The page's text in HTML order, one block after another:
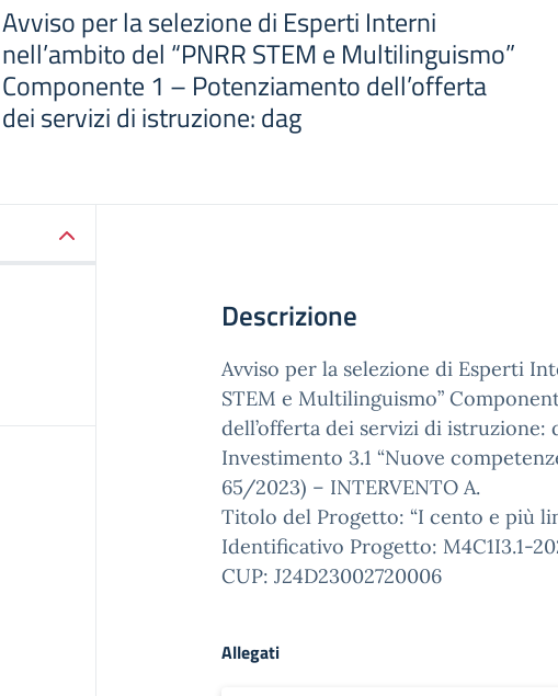
Avviso per la selezione di Esperti Interni
nell’ambito del “PNRR STEM e Multilinguismo”
Componente 1 – Potenziamento dell’offerta
dei servizi di istruzione: dag
Descrizione
Avviso per la selezione di Esperti
STEM e Multilinguismo”
dell’offerta dei servizi di istruzione:
Investimento 3.1 “Nuove
65/2023) – INTERVENTO A.
Titolo del Progetto: “I cento e più
Identificativo Progetto: M4C1I3.1-
CUP: J24D23002720006
Allegati